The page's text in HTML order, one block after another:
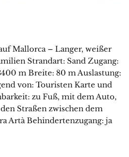
Mallorca – Langer, weißer
Strandart: Sand Zugang:
m Breite: 80 m Auslastung:
von: Touristen Karte und
zu Fuß, mit dem Auto,
Straßen zwischen dem
Artà Behindertenzugang: ja